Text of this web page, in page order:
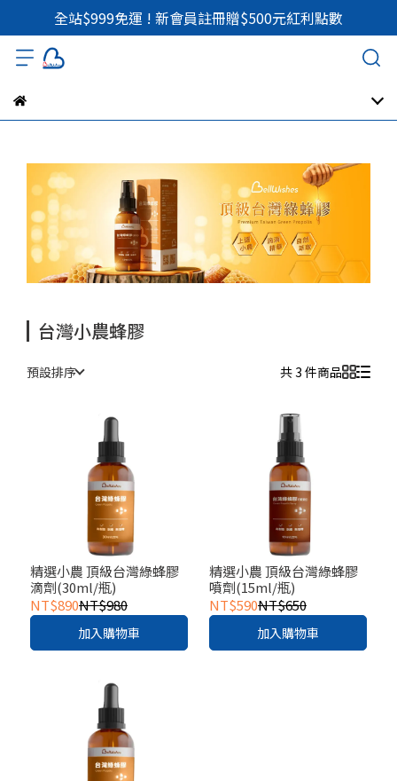
全站$999免運 ! 新會員註冊贈$500元紅利點數
台灣小農蜂膠
預設排序 共 3 件商品
精選小農 頂級台灣綠蜂膠
滴劑(30ml/瓶)
NT$890NT$980
加入購物車
精選小農 頂級台灣綠蜂膠
噴劑(15ml/瓶)
NT$590NT$650
加入購物車